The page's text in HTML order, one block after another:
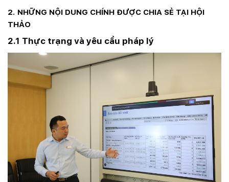
2. NHỮNG NỘI DUNG CHÍNH ĐƯỢC CHIA SẺ TẠI HỘI
THẢO
2.1 Thực trạng và yêu cầu pháp lý